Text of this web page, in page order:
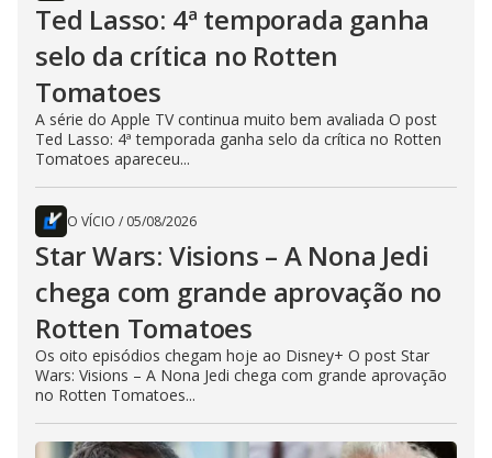
Ted Lasso: 4ª temporada ganha
selo da crítica no Rotten
Tomatoes
A série do Apple TV continua muito bem avaliada O post
Ted Lasso: 4ª temporada ganha selo da crítica no Rotten
Tomatoes apareceu...
O VÍCIO / 05/08/2026
Star Wars: Visions – A Nona Jedi
chega com grande aprovação no
Rotten Tomatoes
Os oito episódios chegam hoje ao Disney+ O post Star
Wars: Visions – A Nona Jedi chega com grande aprovação
no Rotten Tomatoes...